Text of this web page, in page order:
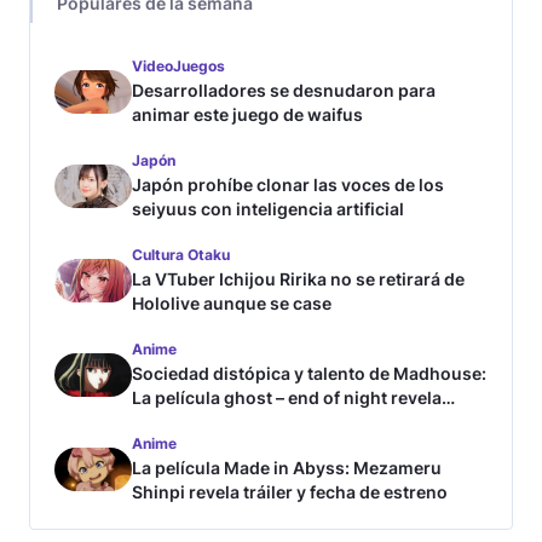
VideoJuegos
Desarrolladores se desnudaron para
animar este juego de waifus
Japón
Japón prohíbe clonar las voces de los
seiyuus con inteligencia artificial
Cultura Otaku
La VTuber Ichijou Ririka no se retirará de
Hololive aunque se case
Anime
Sociedad distópica y talento de Madhouse:
La película ghost – end of night revela
Anime
La película Made in Abyss: Mezameru
Shinpi revela tráiler y fecha de estreno